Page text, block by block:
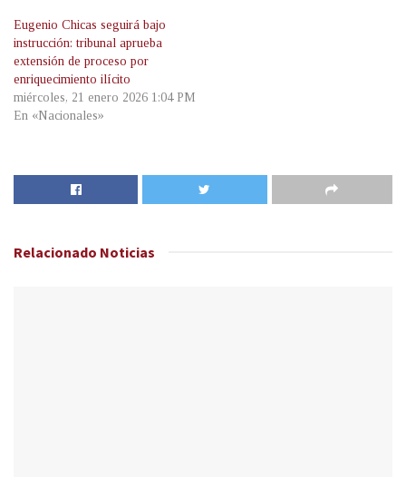
Eugenio Chicas seguirá bajo
instrucción: tribunal aprueba
extensión de proceso por
enriquecimiento ilícito
miércoles, 21 enero 2026 1:04 PM
En «Nacionales»
Relacionado Noticias